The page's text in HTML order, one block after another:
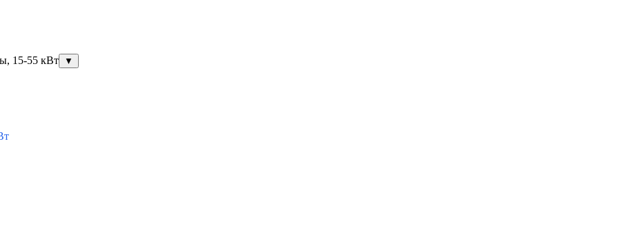
15-55 кВт
▼